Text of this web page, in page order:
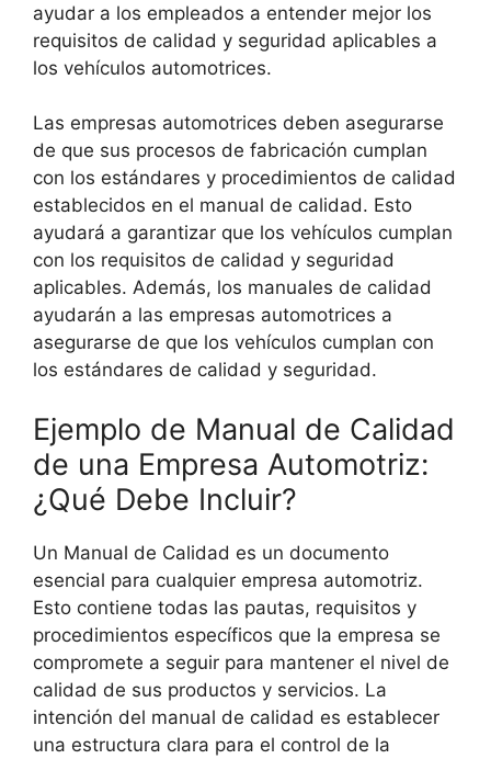
ayudar a los empleados a entender mejor los
requisitos de calidad y seguridad aplicables a
los vehículos automotrices.
Las empresas automotrices deben asegurarse
de que sus procesos de fabricación cumplan
con los estándares y procedimientos de calidad
establecidos en el manual de calidad. Esto
ayudará a garantizar que los vehículos cumplan
con los requisitos de calidad y seguridad
aplicables. Además, los manuales de calidad
ayudarán a las empresas automotrices a
asegurarse de que los vehículos cumplan con
los estándares de calidad y seguridad.
Ejemplo de Manual de Calidad
de una Empresa Automotriz:
¿Qué Debe Incluir?
Un Manual de Calidad es un documento
esencial para cualquier empresa automotriz.
Esto contiene todas las pautas, requisitos y
procedimientos específicos que la empresa se
compromete a seguir para mantener el nivel de
calidad de sus productos y servicios. La
intención del manual de calidad es establecer
una estructura clara para el control de la